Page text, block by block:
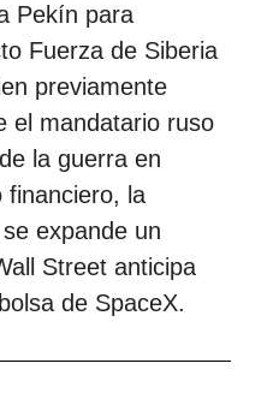
Pekín para
Fuerza de Siberia
previamente
el mandatario ruso
la guerra en
financiero, la
expande un
Street anticipa
de SpaceX.